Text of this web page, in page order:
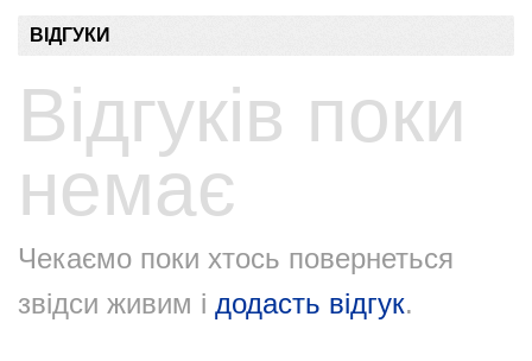
ВІДГУКИ
Відгуків поки
немає
Чекаємо поки хтось повернеться
звідси живим і додасть відгук.